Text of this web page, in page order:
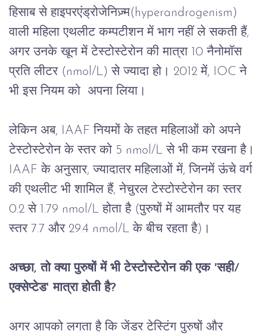
हिसाब से हाइपरएंड्रोजेनिज़्म(hyperandrogenism)
वाली महिला एथलीट कम्पटीशन में भाग नहीं ले सकती हैं,
अगर उनके खून में टेस्टोस्टेरोन की मात्रा 10 नैनोमॉस
प्रति लीटर (nmol/L) से ज्यादा हो। 2012 में, IOC ने
भी इस नियम को अपना लिया।
लेकिन अब, IAAF नियमों के तहत महिलाओं को अपने
टेस्टोस्टेरोन के स्तर को 5 nmol/L से भी कम रखना है।
IAAF के अनुसार, ज्यादातर महिलाओं में, जिनमें ऊंचे वर्ग
की एथलीट भी शामिल हैं, नेचुरल टेस्टोस्टेरोन का स्तर
0.2 से 1.79 nmol/L होता है (पुरुषों में आमतौर पर यह
स्तर 7.7 और 29.4 nmol/L के बीच रहता है) ।
अच्छा, तो क्या पुरुषों में भी टेस्टोस्टेरोन की एक 'सही/
एक्सेप्टेड' मात्रा होती है?
अगर आपको लगता है कि जेंडर टेस्टिंग पुरुषों और